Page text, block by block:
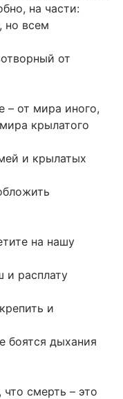
на части:
но всем
от
– от мира иного,
крылатого
и крылатых
на нашу
и расплату
и
боятся дыхания
смерть – это